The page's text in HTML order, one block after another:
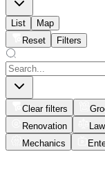
List
Map
Reset
Filters
Clear filters
Renovation
Law
Mechanics